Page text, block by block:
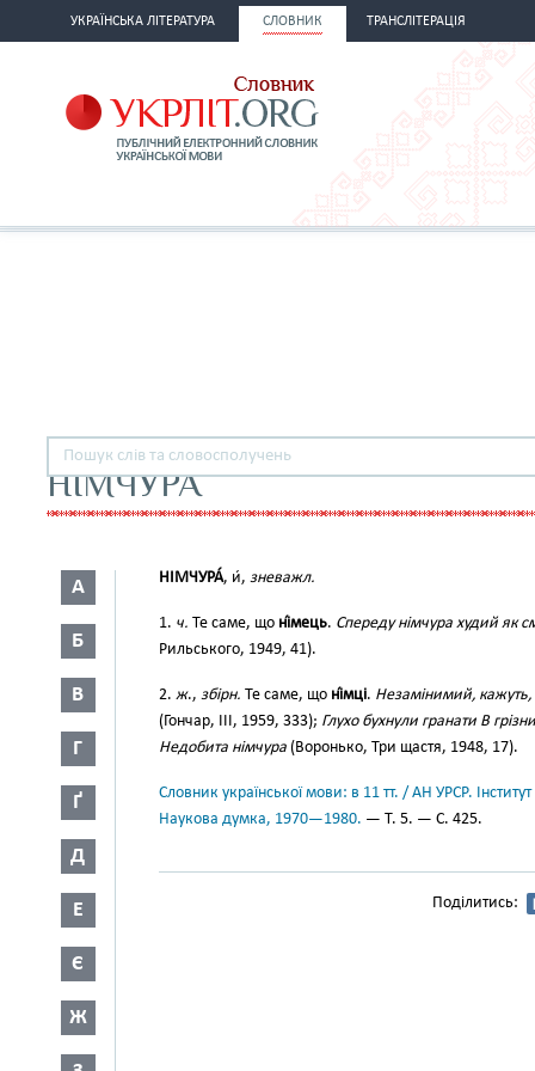
УКРАЇНСЬКА ЛІТЕРАТУРА СЛОВНИК ТРАНСЛІТЕРАЦІЯ
НІМЧУРА
А
Б
В
Г
Ґ
Д
Е
Є
Ж
НІМЧУРА́, и́, зневажл.
1. ч. Те саме, що ні́мець. Спереду німчура худий як
Рильського, 1949, 41).
2. ж., збірн. Те саме, що ні́мці. Незамінимий, кажуть,
(Гончар, III, 1959, 333); Глухо бухнули гранати В
Недобита німчура (Воронько, Три щастя, 1948, 17).
Словник української мови: в 11 тт. / АН УРСР.
Наукова думка, 1970—1980. — Т. 5. — С. 425.
Поділитись: